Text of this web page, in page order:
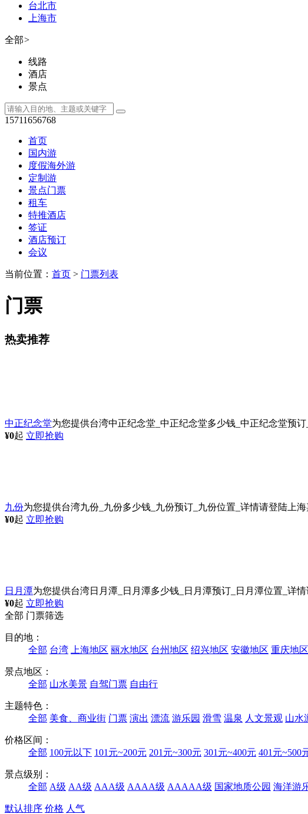
台北市
上海市
全部>
线路
酒店
景点
15711656768
首页
国内游
度假海外游
定制游
景点门票
租车
特推酒店
签证
酒店预订
会议
当前位置： 首页 > 门票列表
门票
热卖推荐
中正纪念堂为您提供台湾中正纪念堂_中正纪念堂多少钱_中正纪念堂预
¥0起 立即抢购
九份为您提供台湾九份_九份多少钱_九份预订_九份位置_详情请登陆上
¥0起 立即抢购
日月潭为您提供台湾日月潭_日月潭多少钱_日月潭预订_日月潭位置_详
¥0起 立即抢购
全部 门票筛选
目的地：
全部 台湾 上海地区 丽水地区 台州地区 绍兴地区 安徽地区 重庆地区
景点地区：
全部 山水美景 自驾门票 自由行
主题特色：
全部 美食、商业街 门票 演出 漂流 游乐园 滑雪 温泉 人文景观 山水
价格区间：
全部 100元以下 101元~200元 201元~300元 301元~400元 401元~500
景点级别：
全部 A级 AA级 AAA级 AAAA级 AAAAA级 国家地质公园 海洋游
默认排序 价格 人气